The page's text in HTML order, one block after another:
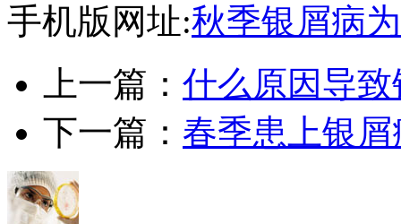
手机版网址:秋季银屑病
上一篇： 什么原因导
下一篇： 春季患上银